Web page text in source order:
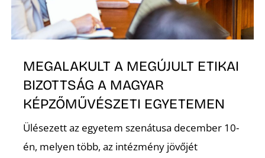
MEGALAKULT A MEGÚJULT ETIKAI
BIZOTTSÁG A MAGYAR
KÉPZŐMŰVÉSZETI EGYETEMEN
Ülésezett az egyetem szenátusa december 10-
én, melyen több, az intézmény jövőjét